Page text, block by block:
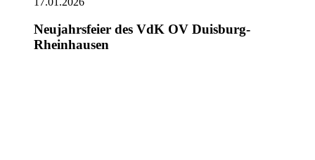
Neujahrsfeier des VdK OV Duisburg-
Rheinhausen